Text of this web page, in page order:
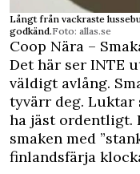
Långt från vackraste
godkänd.Foto: allas.se
Coop Nära –
Det här ser INTE
väldigt avlång.
tyvärr deg. Luktar
ha jäst ordentligt.
smaken med
finlandsfärja